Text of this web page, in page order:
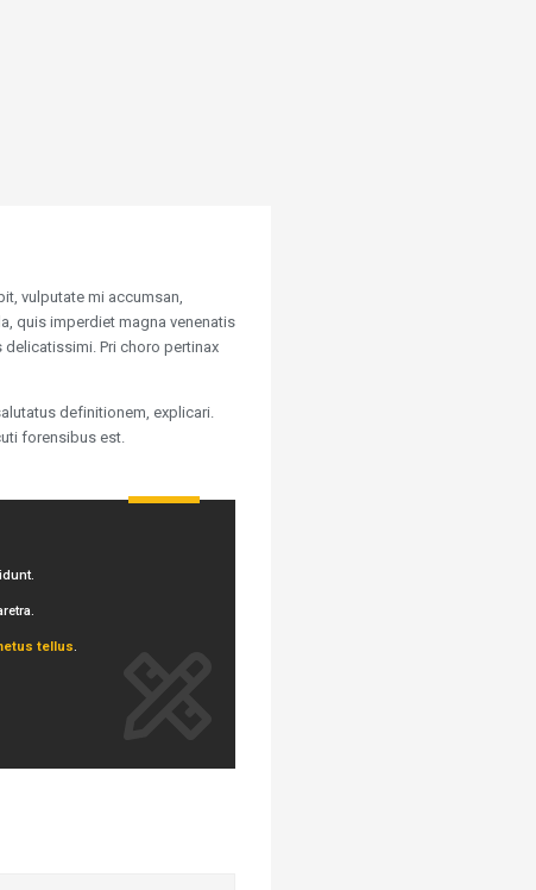
vulputate mi accumsan,
quis imperdiet magna venenatis
Pri choro pertinax
definitionem, explicari.
forensibus est.
tellus.